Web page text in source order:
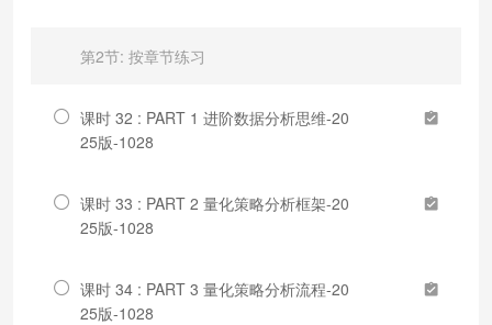
第2节: 按章节练习
课时 32 : PART 1 进阶数据分析思维-20
25版-1028
课时 33 : PART 2 量化策略分析框架-20
25版-1028
课时 34 : PART 3 量化策略分析流程-20
25版-1028